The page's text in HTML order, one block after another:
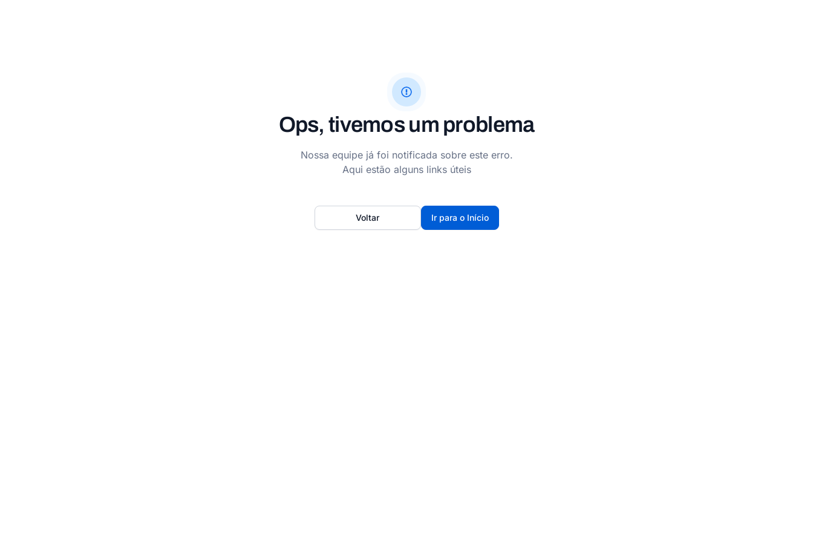
Ops, tivemos um problema
Nossa equipe já foi notificada sobre este erro.
Aqui estão alguns links úteis
Ir para o Início
Voltar